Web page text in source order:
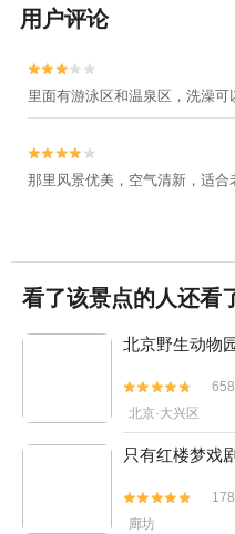
用户评论


里面有游泳区和温泉区，洗澡


那里风景优美，空气清新，适合
看了该景点的人还看
北京野生动物


北京·大兴区
只有红楼梦戏


廊坊